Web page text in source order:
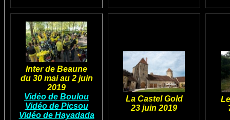
Inter de Beaune
du 30 mai au 2 juin
2019
Vidéo de Boulou
Vidéo de Picsou
Vidéo de Hayadada
La Castel Gold
23 juin 2019